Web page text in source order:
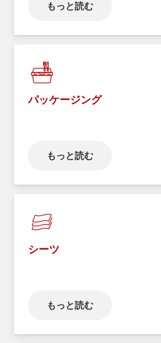
もっと読む
パッケージング
もっと読む
シーツ
もっと読む